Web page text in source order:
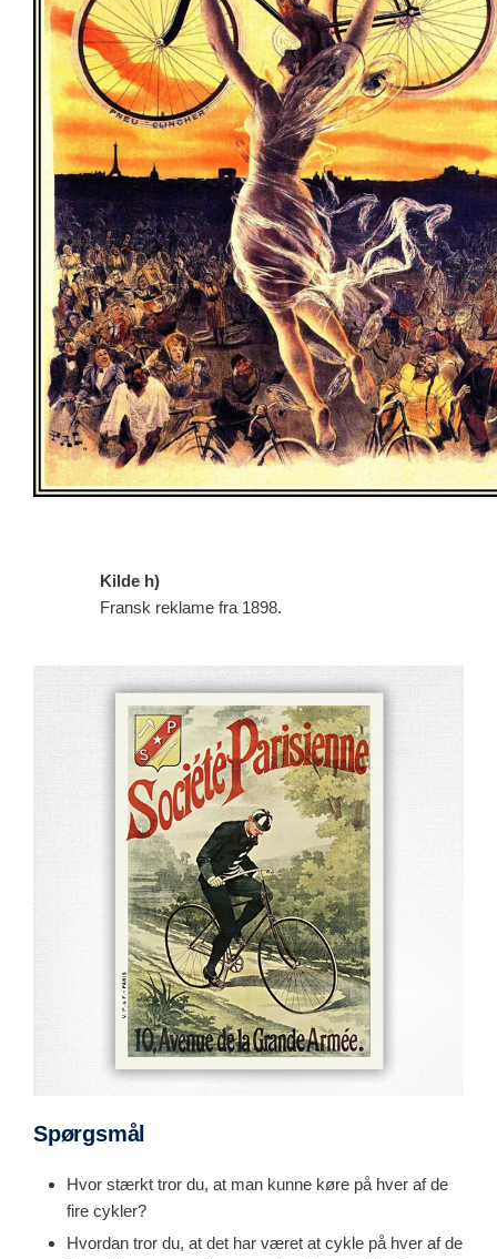
Kilde h)
Fransk reklame fra 1898.
Spørgsmål
Hvor stærkt tror du, at man kunne køre på hver af de
fire cykler?
Hvordan tror du, at det har været at cykle på hver af de